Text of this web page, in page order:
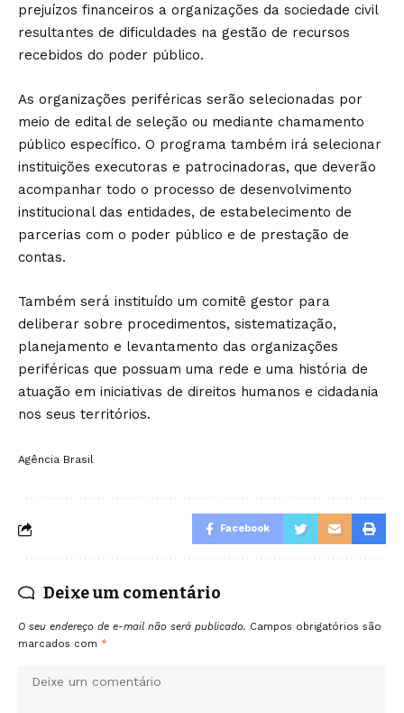
prejuízos financeiros a organizações da sociedade civil
resultantes de dificuldades na gestão de recursos
recebidos do poder público.
As organizações periféricas serão selecionadas por
meio de edital de seleção ou mediante chamamento
público específico. O programa também irá selecionar
instituições executoras e patrocinadoras, que deverão
acompanhar todo o processo de desenvolvimento
institucional das entidades, de estabelecimento de
parcerias com o poder público e de prestação de
contas.
Também será instituído um comitê gestor para
deliberar sobre procedimentos, sistematização,
planejamento e levantamento das organizações
periféricas que possuam uma rede e uma história de
atuação em iniciativas de direitos humanos e cidadania
nos seus territórios.
Agência Brasil
Facebook
Deixe um comentário
O seu endereço de e-mail não será publicado. Campos obrigatórios são
marcados com *